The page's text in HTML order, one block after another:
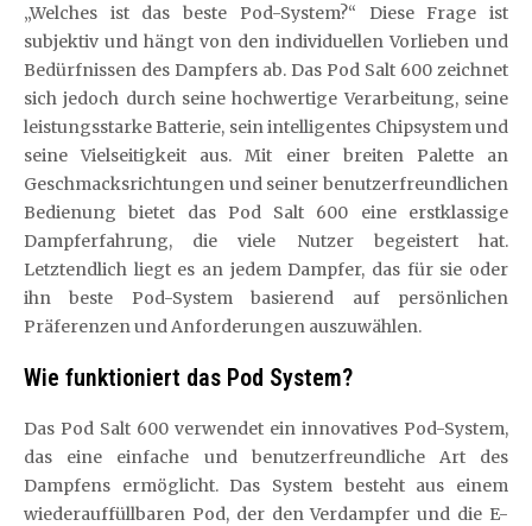
„Welches ist das beste Pod-System?“ Diese Frage ist
subjektiv und hängt von den individuellen Vorlieben und
Bedürfnissen des Dampfers ab. Das Pod Salt 600 zeichnet
sich jedoch durch seine hochwertige Verarbeitung, seine
leistungsstarke Batterie, sein intelligentes Chipsystem und
seine Vielseitigkeit aus. Mit einer breiten Palette an
Geschmacksrichtungen und seiner benutzerfreundlichen
Bedienung bietet das Pod Salt 600 eine erstklassige
Dampferfahrung, die viele Nutzer begeistert hat.
Letztendlich liegt es an jedem Dampfer, das für sie oder
ihn beste Pod-System basierend auf persönlichen
Präferenzen und Anforderungen auszuwählen.
Wie funktioniert das Pod System?
Das Pod Salt 600 verwendet ein innovatives Pod-System,
das eine einfache und benutzerfreundliche Art des
Dampfens ermöglicht. Das System besteht aus einem
wiederauffüllbaren Pod, der den Verdampfer und die E-